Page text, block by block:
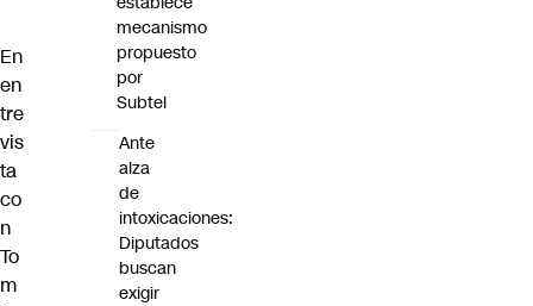
En
en
tre
vis
ta
co
n
To
m
mecanismo
propuesto
por
Subtel
Ante
alza
de
intoxicaciones:
Diputados
buscan
exigir